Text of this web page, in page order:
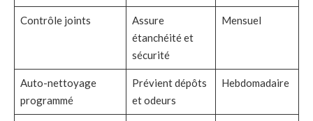
Contrôle joints
Assure
étanchéité et
sécurité
Mensuel
Auto-nettoyage
programmé
Prévient dépôts
et odeurs
Hebdomadaire